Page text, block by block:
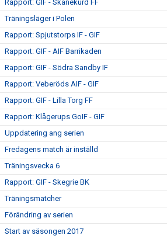
Rapport: GIF - Skånekurd FF
Träningsläger i Polen
Rapport: Spjutstorps IF - GIF
Rapport: GIF - AIF Barrikaden
Rapport: GIF - Södra Sandby IF
Rapport: Veberöds AIF - GIF
Rapport: GIF - Lilla Torg FF
Rapport: Klågerups GoIF - GIF
Uppdatering ang serien
Fredagens match är inställd
Träningsvecka 6
Rapport: GIF - Skegrie BK
Träningsmatcher
Förändring av serien
Start av säsongen 2017